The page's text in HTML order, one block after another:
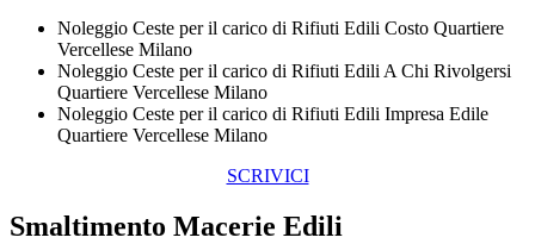
Noleggio Ceste per il carico di Rifiuti Edili Costo Quartiere
Vercellese Milano
Noleggio Ceste per il carico di Rifiuti Edili A Chi Rivolgersi
Quartiere Vercellese Milano
Noleggio Ceste per il carico di Rifiuti Edili Impresa Edile
Quartiere Vercellese Milano
SCRIVICI
Smaltimento Macerie Edili